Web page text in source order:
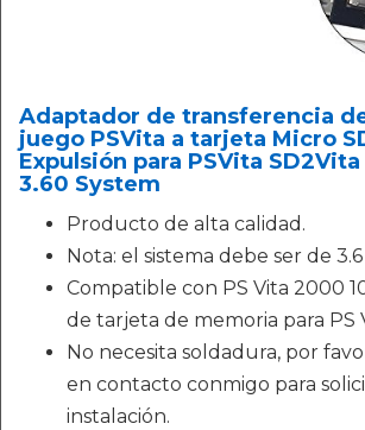
Adaptador de transferencia
juego PSVita a tarjeta Micro
Expulsión para PSVita
3.60 System
Producto de alta calidad.
Nota: el sistema debe ser de
Compatible con PS Vita 2000
de tarjeta de memoria para PS
No necesita soldadura, por
en contacto conmigo para
instalación.